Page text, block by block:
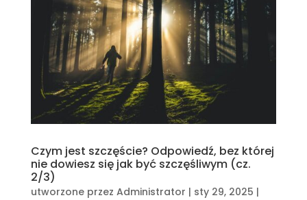
Czym jest szczęście? Odpowiedź, bez której
nie dowiesz się jak być szczęśliwym (cz.
2/3)
utworzone przez Administrator | sty 29, 2025 |